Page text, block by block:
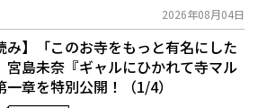
2026年08月04日
み】「このお寺をもっと有名にした
宮島未奈『ギャルにひかれて寺マル
一章を特別公開！（1/4）